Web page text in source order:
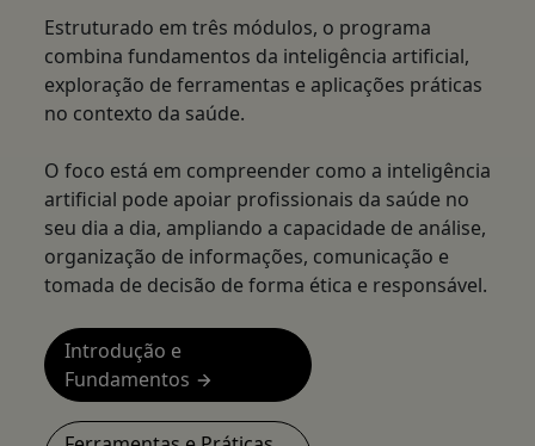
Estruturado em três módulos, o programa
combina fundamentos da inteligência artificial,
exploração de ferramentas e aplicações práticas
no contexto da saúde.
O foco está em compreender como a inteligência
artificial pode apoiar profissionais da saúde no
seu dia a dia, ampliando a capacidade de análise,
organização de informações, comunicação e
tomada de decisão de forma ética e responsável.
Introdução e
Fundamentos